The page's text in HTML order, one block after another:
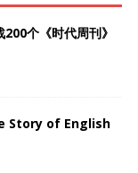
个《时代周刊》
Story of English